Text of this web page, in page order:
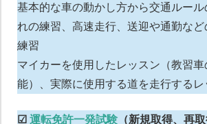
基本的な車の動かし方から交通ルール
れの練習、高速走行、送迎や通勤な
練習
マイカーを使用したレッスン（教習
能）、実際に使用する道を走行する
☑︎ 運転免許一発試験（新規取得、再取